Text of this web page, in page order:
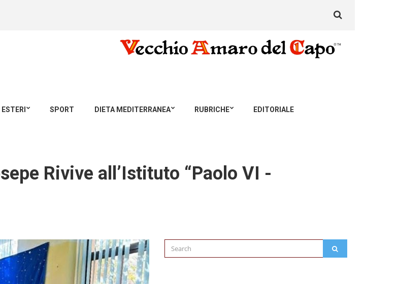
ESTERI SPORT DIETA MEDITERRANEA RUBRICHE EDITORIALE
for:
Rivive all’Istituto “Paolo VI -
Search
for: